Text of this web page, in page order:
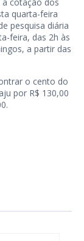
quarta-feira
pesquisa diária
feira, das 2h às
a partir das
o cento do
por R$ 130,00